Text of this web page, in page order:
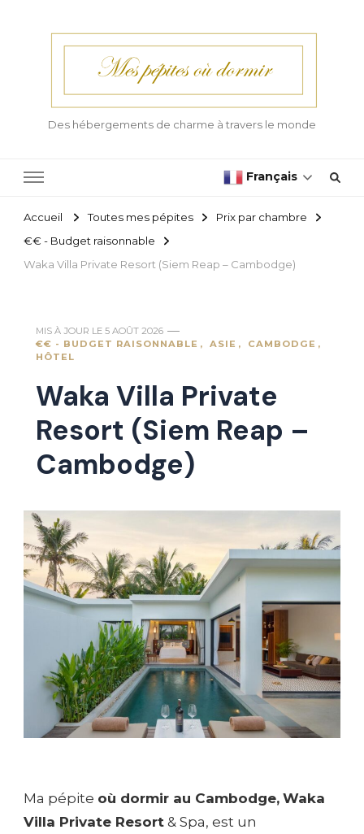
Des hébergements de charme à travers le monde
Français
Accueil Toutes mes pépites
Prix par chambre
€€ - Budget raisonnable
Waka Villa Private Resort (Siem Reap – Cambodge)
MIS À JOUR LE 5 AOÛT 2026
€€ - BUDGET RAISONNABLE
ASIE
CAMBODGE
HÔTEL
Waka Villa Private
Resort (Siem Reap –
Cambodge)
Ma pépite où dormir au Cambodge, Waka
Villa Private Resort & Spa, est un